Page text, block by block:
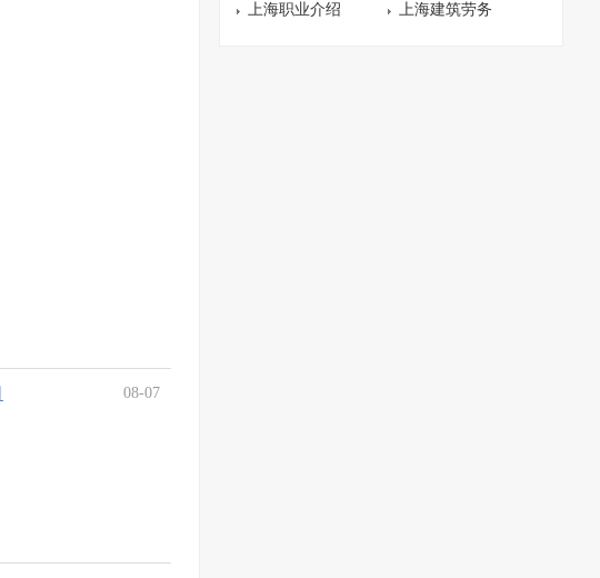
08-07
上海职业介绍 上海建筑劳务